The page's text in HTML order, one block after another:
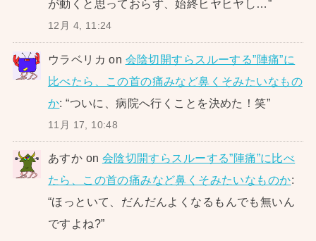
が動くと思っておらず、始終ヒヤヒヤし…”
12月 4, 11:24
ウラベリカ on 会陰切開すらスルーする”陣痛”に
比べたら、この首の痛みなど鼻くそみたいなもの
か: “ついに、病院へ行くことを決めた！笑”
11月 17, 10:48
あすか on 会陰切開すらスルーする”陣痛”に比べ
たら、この首の痛みなど鼻くそみたいなものか:
“ほっといて、だんだんよくなるもんでも無いん
ですよね?”